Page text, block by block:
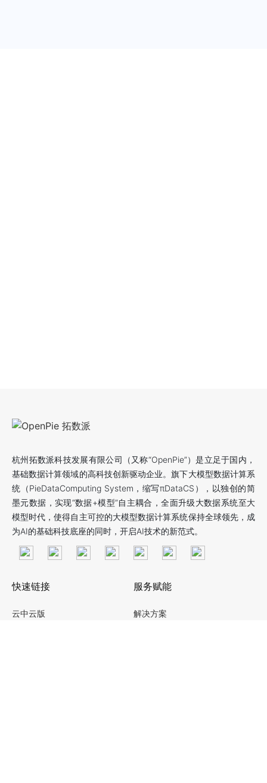
杭州拓数派科技发展有限公司（又称“OpenPie”）是立足于国内，
基础数据计算领域的高科技创新驱动企业。旗下大模型数据计算系
统（PieDataComputing System，缩写πDataCS），以独创的简
墨元数据，实现“数据+模型”自主耦合，全面升级大数据系统至大
模型时代，使得自主可控的大模型数据计算系统保持全球领先，成
为AI的基础科技底座的同时，开启AI技术的新范式。
快速链接
云中云版
服务赋能
解决方案